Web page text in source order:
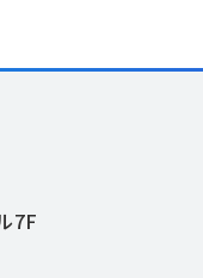
7F